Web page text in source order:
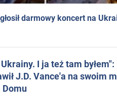
darmowy koncert na
I ja też tam
J.D. Vance'a na swoim
Domu